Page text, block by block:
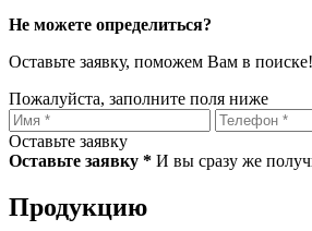
Не можете определиться?
Оставьте заявку, поможем Вам в поиске!
Пожалуйста, заполните поля ниже
Оставьте заявку
Оставьте заявку * И вы сразу же
Продукцию